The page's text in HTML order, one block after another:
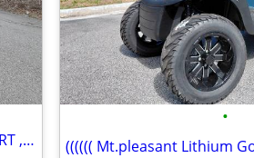
**** New Build !! LITHIUM EZGO GOLF CART , FREE DELIVERY !! *****
•